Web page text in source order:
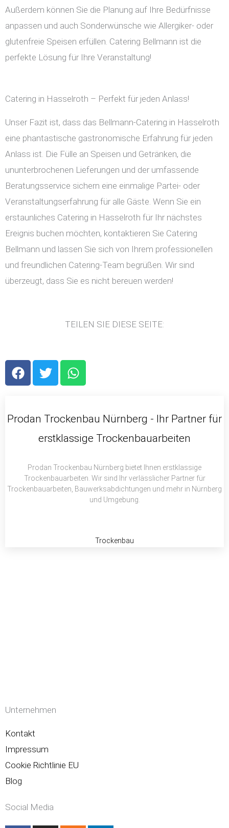
Außerdem können Sie die Planung auf Ihre Bedürfnisse
anpassen und auch Sonderwünsche wie Allergiker- oder
glutenfreie Speisen erfüllen. Catering Bellmann ist die
perfekte Lösung für Ihre Veranstaltung!
Catering in Hasselroth – Perfekt für jeden Anlass!
Unser Fazit ist, dass das Bellmann-Catering in Hasselroth
eine phantastische gastronomische Erfahrung für jeden
Anlass ist. Die Fülle an Speisen und Getränken, die
ununterbrochenen Lieferungen und der umfassende
Beratungsservice sichern eine einmalige Partei- oder
Veranstaltungserfahrung für alle Gäste. Wenn Sie ein
erstaunliches Catering in Hasselroth für Ihr nächstes
Ereignis buchen möchten, kontaktieren Sie Catering
Bellmann und lassen Sie sich von Ihrem professionellen
und freundlichen Catering-Team begrüßen. Wir sind
überzeugt, dass Sie es nicht bereuen werden!
TEILEN SIE DIESE SEITE:
F
a
b
T
w
t
r
W
h
s
p
Prodan Trockenbau Nürnberg - Ihr Partner für
erstklassige Trockenbauarbeiten
Prodan Trockenbau Nürnberg bietet Ihnen erstklassige
Trockenbauarbeiten. Wir sind Ihr verlässlicher Partner für
Trockenbauarbeiten, Bauwerksabdichtungen und mehr in Nürnberg
und Umgebung.
Trockenbau
Unternehmen
Kontakt
Impressum
Cookie Richtlinie EU
Blog
Social Media